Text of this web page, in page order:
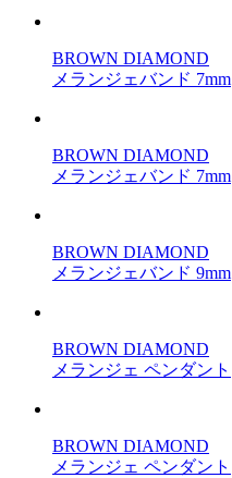
BROWN DIAMOND
メランジェバンド 7mm
BROWN DIAMOND
メランジェバンド 7mm
BROWN DIAMOND
メランジェバンド 9mm
BROWN DIAMOND
メランジェ ペンダント
BROWN DIAMOND
メランジェ ペンダント